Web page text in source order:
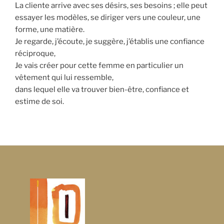
La cliente arrive avec ses désirs, ses besoins ; elle peut
essayer les modèles, se diriger vers une couleur, une
forme, une matière.
Je regarde, j’écoute, je suggère, j’établis une confiance
réciproque,
Je vais créer pour cette femme en particulier un
vêtement qui lui ressemble,
dans lequel elle va trouver bien-être, confiance et
estime de soi.